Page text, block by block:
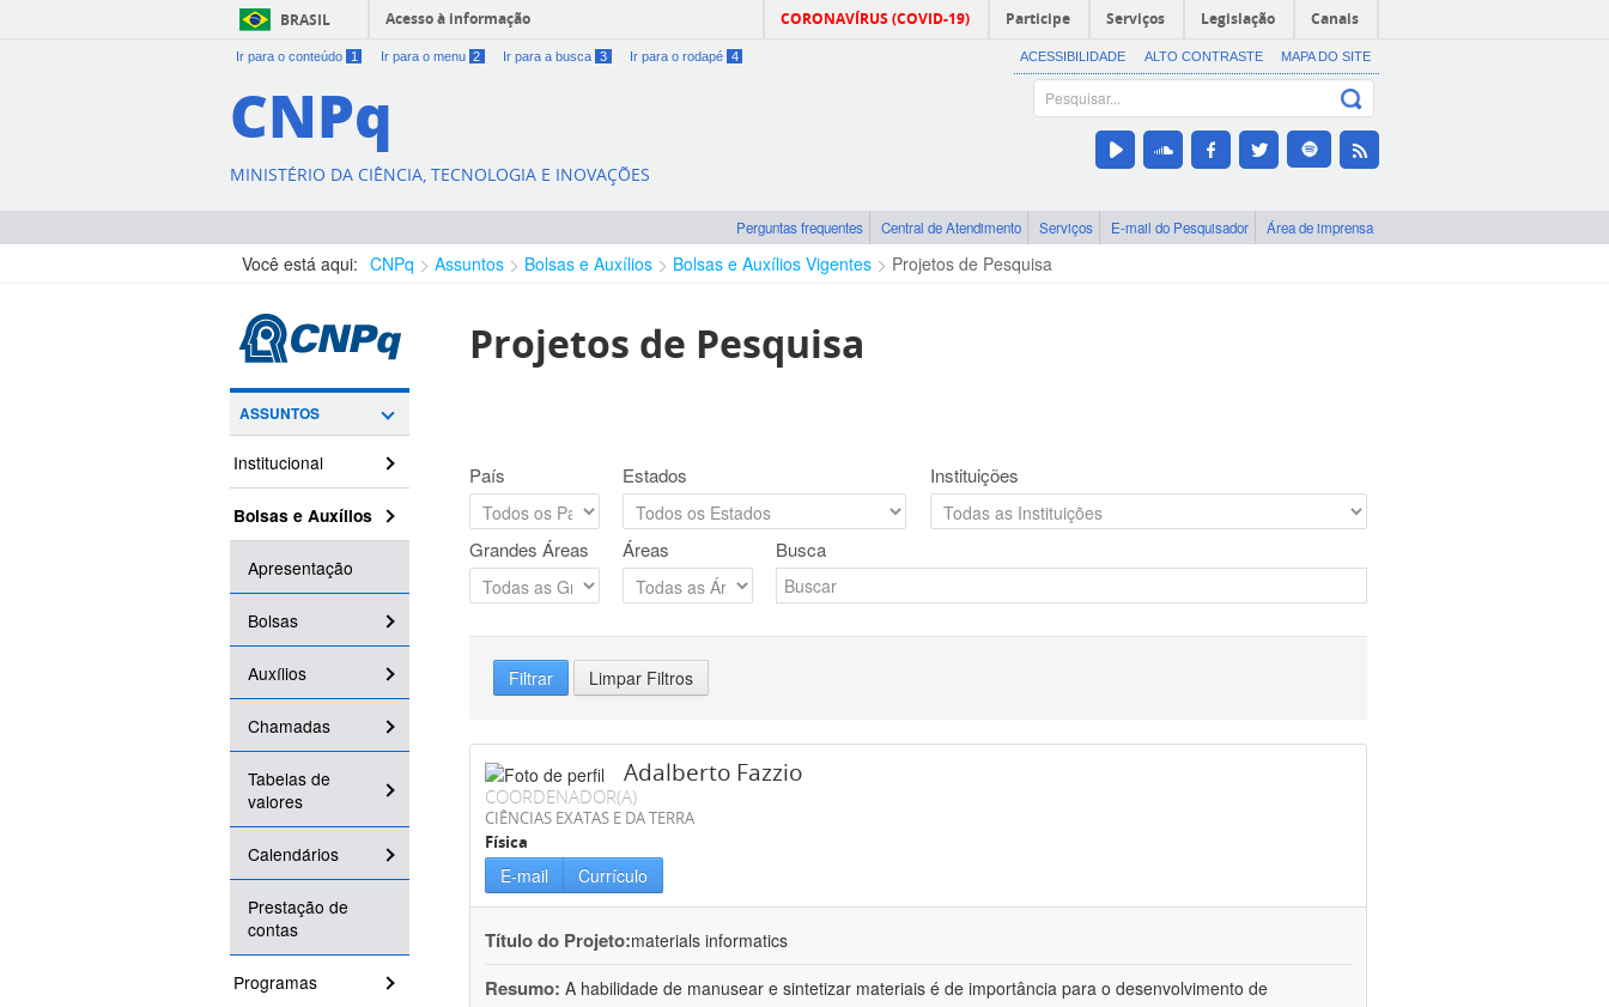
BRASIL Acesso à informação CORONAVÍRUS (COVID-19) Participe Serviços Legislação Canais
Ir para o conteúdo 1 Ir para o menu 2 Ir para a busca 3 Ir para o rodapé 4 ACESSIBILIDADE ALTO CONTRASTE MAPA DO SITE
CNPq
MINISTÉRIO DA CIÊNCIA, TECNOLOGIA E INOVAÇÕES
Perguntas frequentes Central de Atendimento Serviços E-mail do Pesquisador Área de imprensa
Você está aqui: CNPq Assuntos Bolsas e Auxílios Bolsas e Auxílios Vigentes Projetos de Pesquisa
ASSUNTOS
Institucional
Bolsas e Auxílios
Apresentação
Bolsas
Auxílios
Chamadas
Tabelas de
valores
Calendários
Prestação de
contas
Programas
Projetos de Pesquisa
País Estados Instituições
Grandes Áreas Áreas Busca
Filtrar Limpar Filtros
Adalberto Fazzio
COORDENADOR(A)
CIÊNCIAS EXATAS E DA TERRA
Física
E-mail Currículo
Título do Projeto:materials informatics
Resumo: A habilidade de manusear e sintetizar materiais é de importância para o desenvolvimento de